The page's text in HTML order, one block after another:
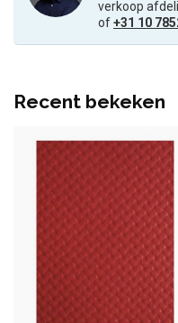
verkoop
of+31 10
Recent bekeken